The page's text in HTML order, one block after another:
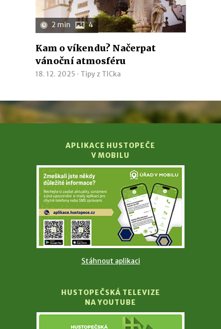
2 min 4
Kam o víkendu? Načerpat
vánoční atmosféru
18. 12. 2025 · Tipy z TICka
APLIKACE HUSTOPEČE
V MOBILU
Stáhnout aplikaci
HUSTOPEČSKÁ TELEVIZE
NA YOUTUBE